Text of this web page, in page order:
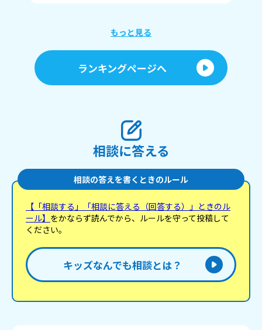
もっと見る
ランキングページへ
相談に答える
相談の答えを書くときのルール
【「相談する」「相談に答える（回答する）」ときのル
ール】 をかならず読んでから、ルールを守って投稿して
ください。
キッズなんでも相談とは？